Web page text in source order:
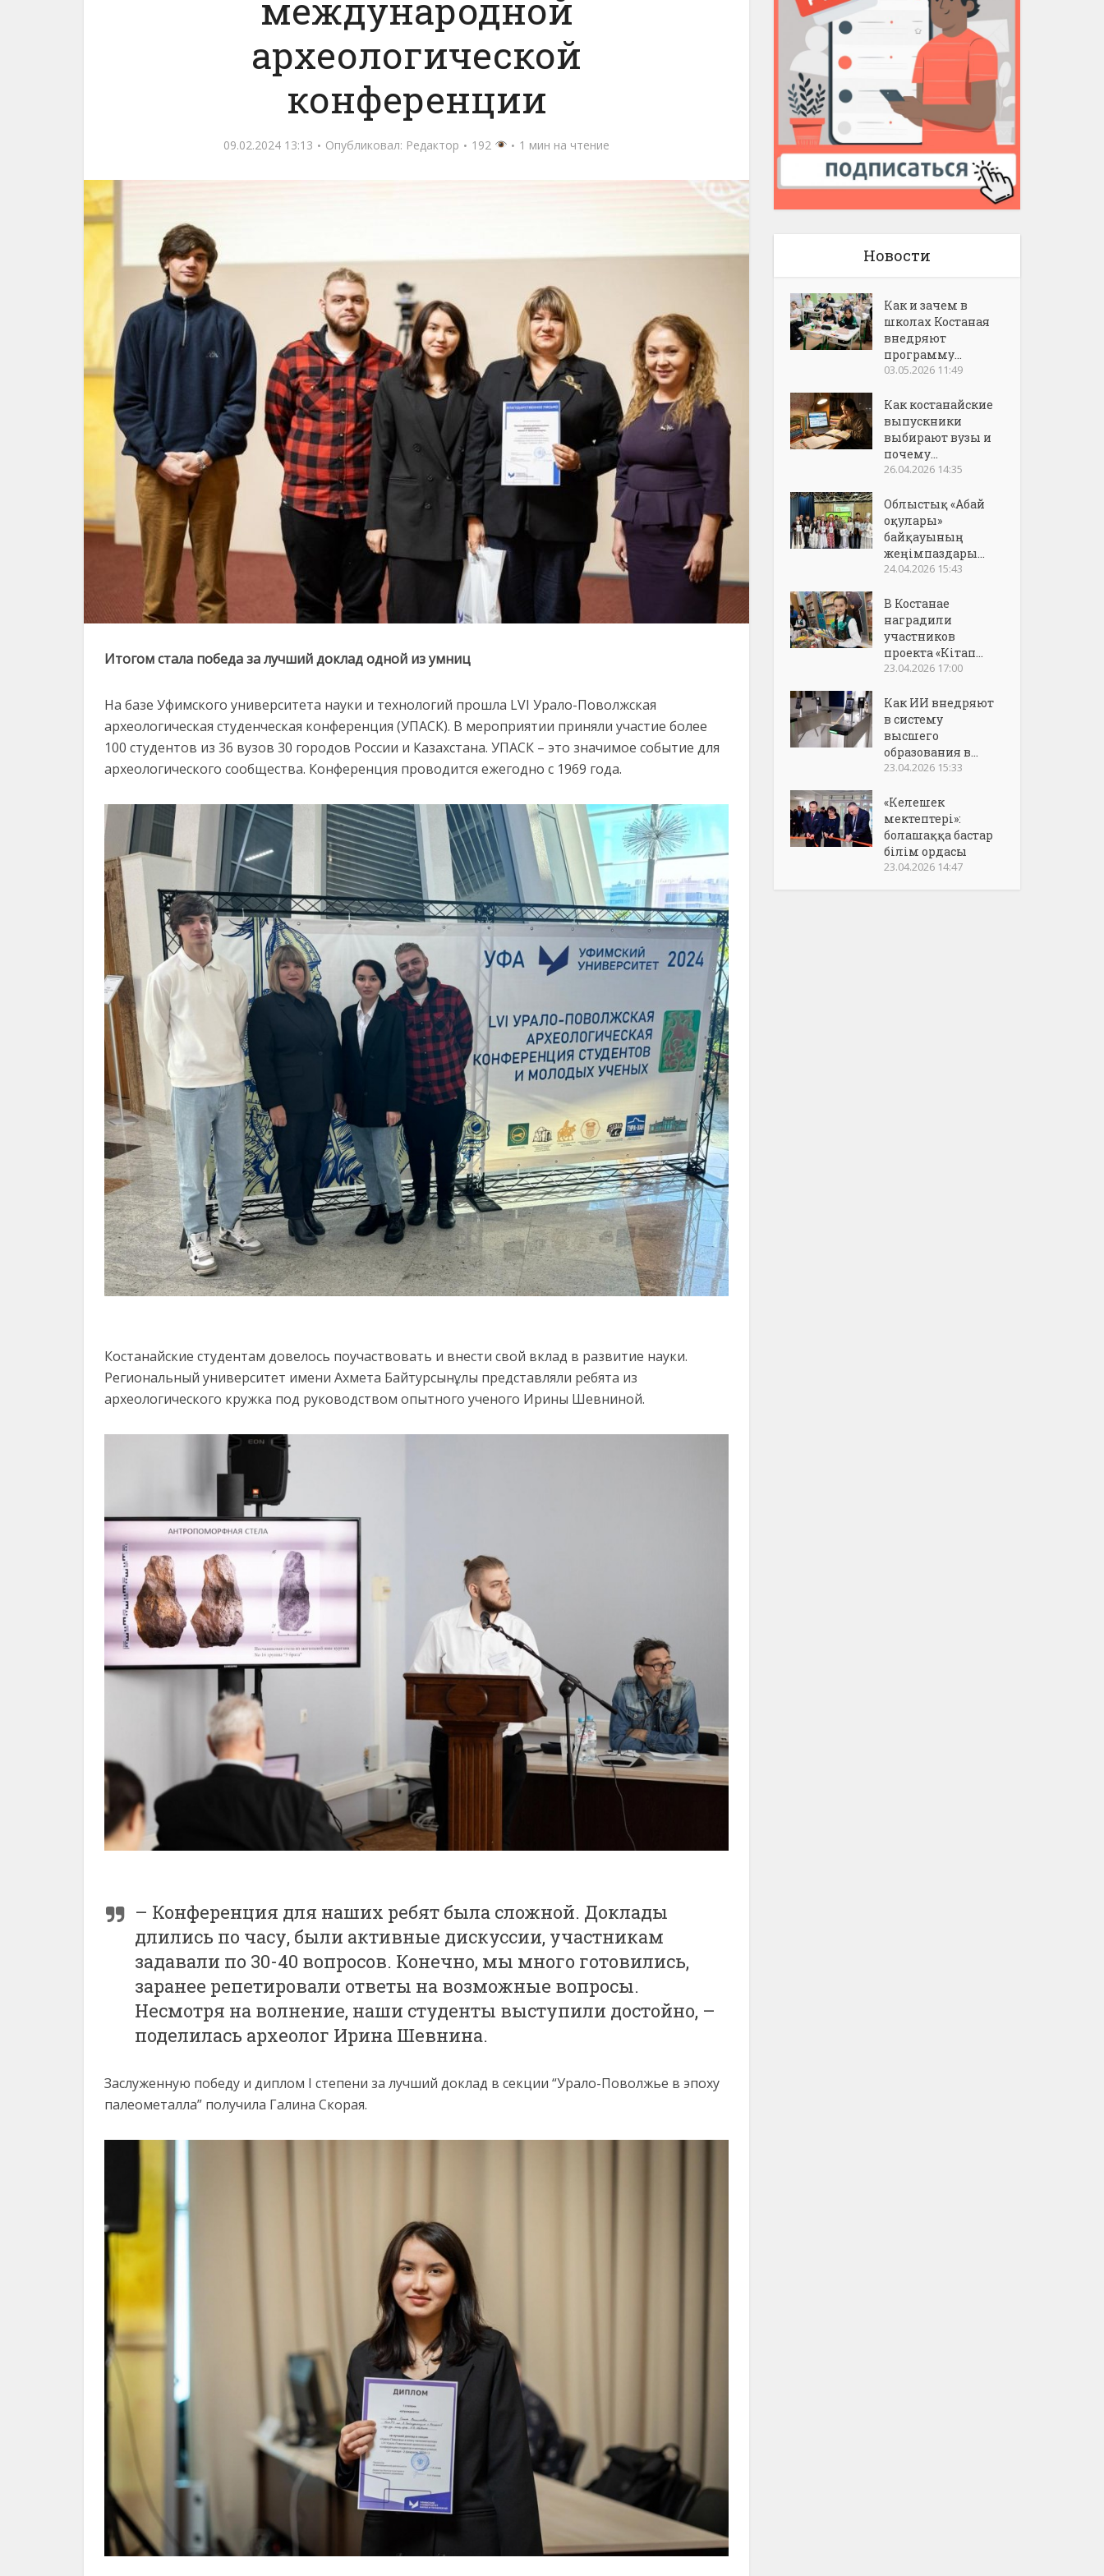
международной
археологической
конференции
09.02.2024 13:13 Опубликовал: Редактор 192 1 мин на чтение
Итогом стала победа за лучший доклад одной из умниц
На базе Уфимского университета науки и технологий прошла LVI Урало-Поволжская
археологическая студенческая конференция (УПАСК). В мероприятии приняли участие более
100 студентов из 36 вузов 30 городов России и Казахстана. УПАСК – это значимое событие для
археологического сообщества. Конференция проводится ежегодно с 1969 года.
Костанайские студентам довелось поучаствовать и внести свой вклад в развитие науки.
Региональный университет имени Ахмета Байтурсынұлы представляли ребята из
археологического кружка под руководством опытного ученого Ирины Шевниной.
– Конференция для наших ребят была сложной. Доклады
длились по часу, были активные дискуссии, участникам
задавали по 30-40 вопросов. Конечно, мы много готовились,
заранее репетировали ответы на возможные вопросы.
Несмотря на волнение, наши студенты выступили достойно, –
поделилась археолог Ирина Шевнина.
Заслуженную победу и диплом I степени за лучший доклад в секции “Урало-Поволжье в эпоху
палеометалла” получила Галина Скорая.
Новости
Как и зачем в
школах Костаная
внедряют
программу...
03.05.2026 11:49
Как костанайские
выпускники
выбирают вузы и
почему...
26.04.2026 14:35
Облыстық «Абай
оқулары»
байқауының
жеңімпаздары...
24.04.2026 15:43
В Костанае
наградили
участников
проекта «Кітап...
23.04.2026 17:00
Как ИИ внедряют
в систему
высшего
образования в...
23.04.2026 15:33
«Келешек
мектептері»:
болашаққа бастар
білім ордасы
23.04.2026 14:47